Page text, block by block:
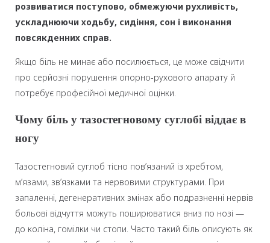
розвиватися поступово, обмежуючи рухливість,
ускладнюючи ходьбу, сидіння, сон і виконання
повсякденних справ.
Якщо біль не минає або посилюється, це може свідчити
про серйозні порушення опорно-рухового апарату й
потребує професійної медичної оцінки.
Чому біль у тазостегновому суглобі віддає в
ногу
Тазостегновий суглоб тісно пов’язаний із хребтом,
м’язами, зв’язками та нервовими структурами. При
запаленні, дегенеративних змінах або подразненні нервів
больові відчуття можуть поширюватися вниз по нозі —
до коліна, гомілки чи стопи. Часто такий біль описують як